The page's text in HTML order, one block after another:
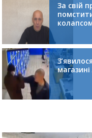
За свій